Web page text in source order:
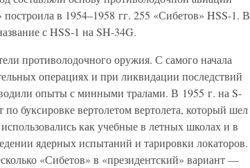
в 1954–1958 гг. 255 «Сибетов» HSS-1. В
с HSS-1 на SH-34G.
противолодочного оружия. С самого начала
операциях и при ликвидации последствий
опыты с минными тралами. В 1955 г. на S-
буксировке вертолетом вертолета, который шел
как учебные в летных школах и в
ядерных испытаний и тарировки локаторов.
«Сибетов» в «президентский» вариант —